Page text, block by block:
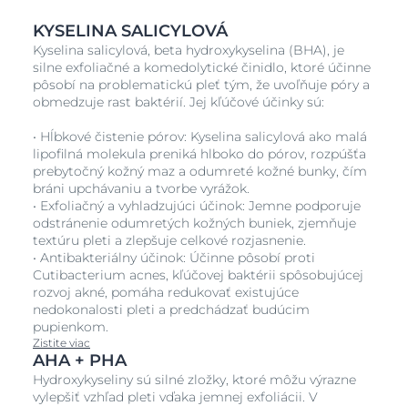
KYSELINA SALICYLOVÁ
Kyselina salicylová, beta hydroxykyselina (BHA), je
silne exfoliačné a komedolytické činidlo, ktoré účinne
pôsobí na problematickú pleť tým, že uvoľňuje póry a
obmedzuje rast baktérií. Jej kľúčové účinky sú:
• Hĺbkové čistenie pórov: Kyselina salicylová ako malá
lipofilná molekula preniká hlboko do pórov, rozpúšťa
prebytočný kožný maz a odumreté kožné bunky, čím
bráni upchávaniu a tvorbe vyrážok.
• Exfoliačný a vyhladzujúci účinok: Jemne podporuje
odstránenie odumretých kožných buniek, zjemňuje
textúru pleti a zlepšuje celkové rozjasnenie.
• Antibakteriálny účinok: Účinne pôsobí proti
Cutibacterium acnes, kľúčovej baktérii spôsobujúcej
rozvoj akné, pomáha redukovať existujúce
nedokonalosti pleti a predchádzať budúcim
pupienkom.
Zistite viac
AHA + PHA
Hydroxykyseliny sú silné zložky, ktoré môžu výrazne
vylepšiť vzhľad pleti vďaka jemnej exfoliácii. V